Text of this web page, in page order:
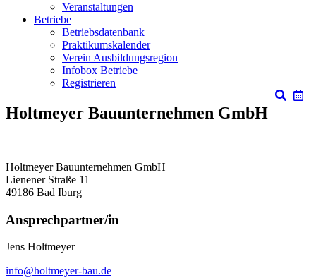
Veranstaltungen
Betriebe
Betriebsdatenbank
Praktikumskalender
Verein Ausbildungsregion
Infobox Betriebe
Registrieren
Holtmeyer Bauunternehmen GmbH
Holtmeyer Bauunternehmen GmbH
Lienener Straße 11
49186 Bad Iburg
Ansprechpartner/in
Jens Holtmeyer
info@holtmeyer-bau.de